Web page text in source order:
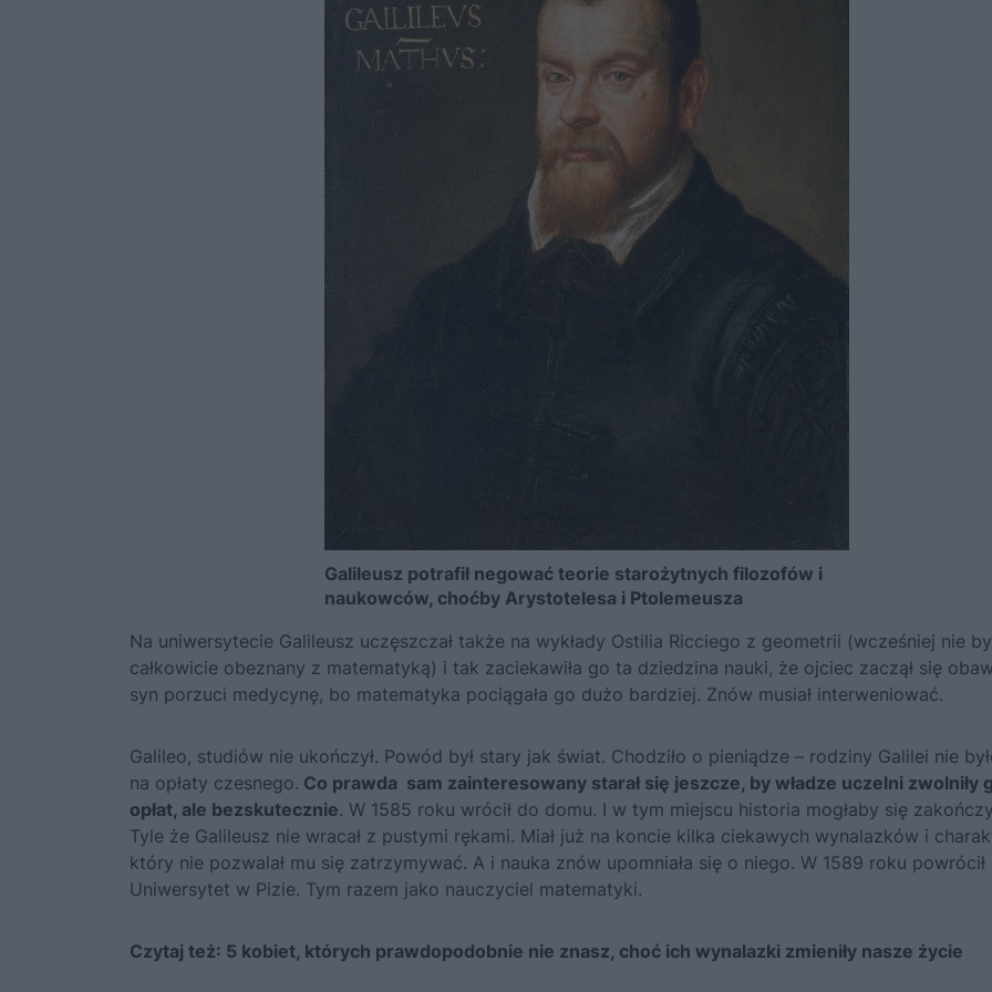
Galileusz potrafił negować teorie starożytnych filozofów i
naukowców, choćby Arystotelesa i Ptolemeusza
Na uniwersytecie Galileusz uczęszczał także na wykłady Ostilia Ricciego z geometrii (wcześniej nie
całkowicie obeznany z matematyką) i tak zaciekawiła go ta dziedzina nauki, że ojciec zaczął się
syn porzuci medycynę, bo matematyka pociągała go dużo bardziej. Znów musiał interweniować.
Galileo, studiów nie ukończył. Powód był stary jak świat. Chodziło o pieniądze – rodziny Galilei nie
na opłaty czesnego. Co prawda sam zainteresowany starał się jeszcze, by władze uczelni zwolniły
opłat, ale bezskutecznie. W 1585 roku wrócił do domu. I w tym miejscu historia mogłaby się
Tyle że Galileusz nie wracał z pustymi rękami. Miał już na koncie kilka ciekawych wynalazków i
który nie pozwalał mu się zatrzymywać. A i nauka znów upomniała się o niego. W 1589 roku powrócił
Uniwersytet w Pizie. Tym razem jako nauczyciel matematyki.
Czytaj też: 5 kobiet, których prawdopodobnie nie znasz, choć ich wynalazki zmieniły nasze życie